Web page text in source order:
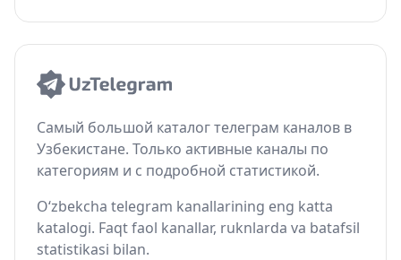
Самый большой каталог телеграм каналов в
Узбекистане. Только активные каналы по
категориям и с подробной статистикой.
O‘zbekcha telegram kanallarining eng katta
katalogi. Faqt faol kanallar, ruknlarda va batafsil
statistikasi bilan.